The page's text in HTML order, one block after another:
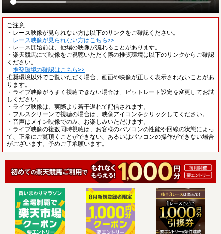
ご注意
・レース映像が見られない方は以下のリンクをご確認ください。
レース映像が見られない方はこちら>>
・レース開始前は、他場の映像が流れることがあります。
・楽天競馬にて映像をご視聴いただく際の推奨環境は以下のリンクからご確認
ください。
推奨環境の確認はこちら>>
推奨環境以外でご覧いただく場合、画面や映像が正しく表示されないことがあ
ります。
・ライブ映像がうまく視聴できない場合は、ビットレート設定を変更してお試
しください。
・ライブ映像は、実際より若干遅れて配信されます。
・フルスクリーンで視聴の場合は、映像アイコンをクリックしてください。
・音声はメイン映像でのみ、お楽しみいただけます。
・ライブ映像の複数同時視聴は、お客様のパソコンの性能や回線の状態によっ
て、正常にご覧頂くことができない、あるいはパソコンの操作ができない場合
がございます。予めご了承願います。